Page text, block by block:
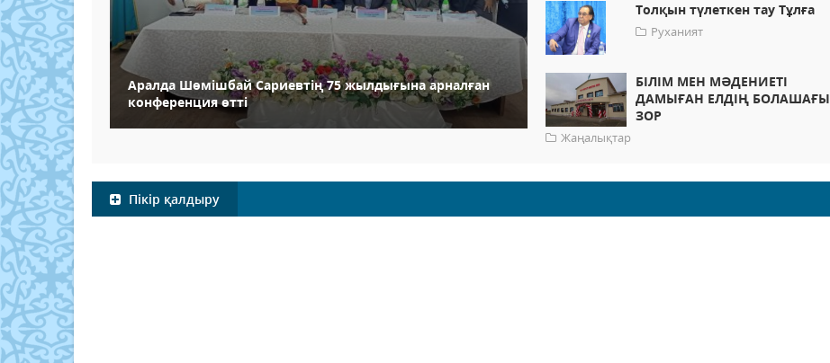
Аралда Шөмішбай Сариевтің 75 жылдығына арналған
конференция өтті
Толқын түлеткен тау Тұлға
Руханият
БІЛІМ МЕН МӘДЕНИЕТІ
ДАМЫҒАН ЕЛДІҢ БОЛАШАҒЫ
ЗОР
Жаңалықтар
Пікір қалдыру